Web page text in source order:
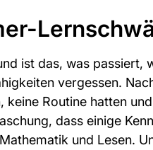
ist das, was passiert,
vergessen.
keine Routine hatten
dass einige
und Lesen.